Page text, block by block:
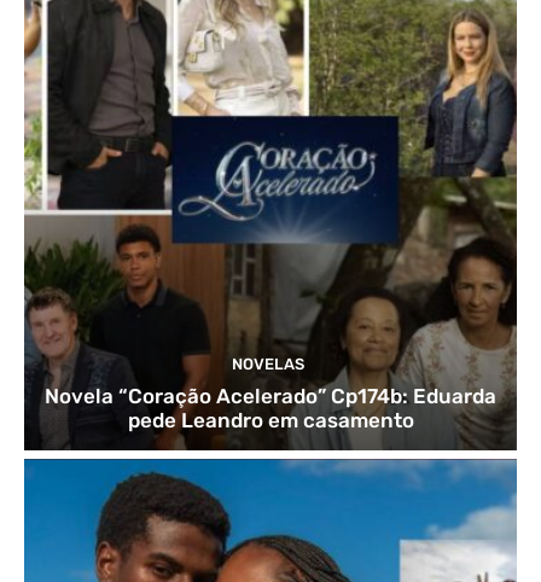
NOVELAS
Novela “Coração Acelerado” Cp174b: Eduarda
pede Leandro em casamento